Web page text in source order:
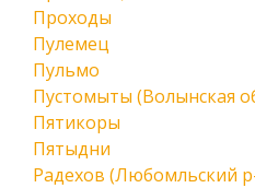
Проходы
Пулемец
Пульмо
Пустомыты (Волынская
Пятикоры
Пятыдни
Радехов (Любомльский